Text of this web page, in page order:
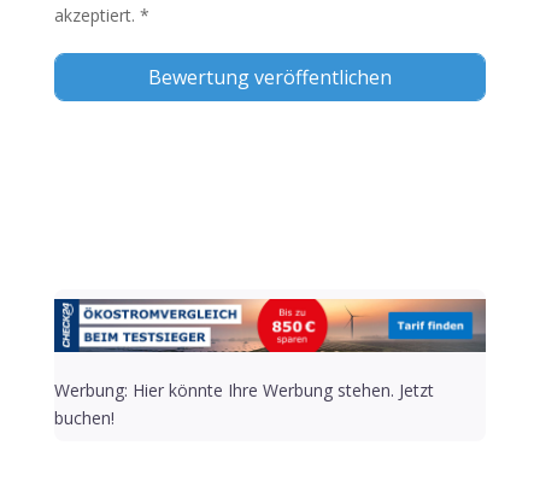
akzeptiert. *
Werbung: Hier könnte Ihre Werbung stehen. Jetzt
buchen!